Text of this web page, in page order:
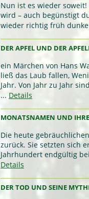
Nun ist es wieder
wird – auch begünstigt
wieder richtig früh
DER APFEL UND DER
ein Märchen von Hans
ließ das Laub fallen,
Jahr. Von Jahr zu Jahr
... Details
MONATSNAMEN UND
Die heute
zurück. Sie setzten sich
Jahrhundert endgültig
Details
DER TOD UND SEINE